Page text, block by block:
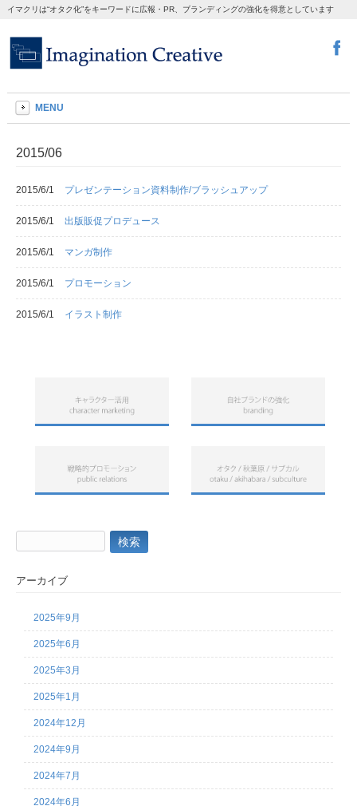
イマクリは“オタク化”をキーワードに広報・PR、ブランディングの強化を得意としています
MENU
2015/06
2015/6/1 プレゼンテーション資料制作/ブラッシュアップ
2015/6/1 出版販促プロデュース
2015/6/1 マンガ制作
2015/6/1 プロモーション
2015/6/1 イラスト制作
索:
アーカイブ
2025年9月
2025年6月
2025年3月
2025年1月
2024年12月
2024年9月
2024年7月
2024年6月